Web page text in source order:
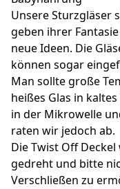
Unsere Sturzgläser
geben ihrer
neue Ideen. Die
können sogar
Man sollte große
heißes Glas in
in der Mikrowelle
raten wir jedoch ab.
Die Twist Off
gedreht und bitte
Verschließen zu